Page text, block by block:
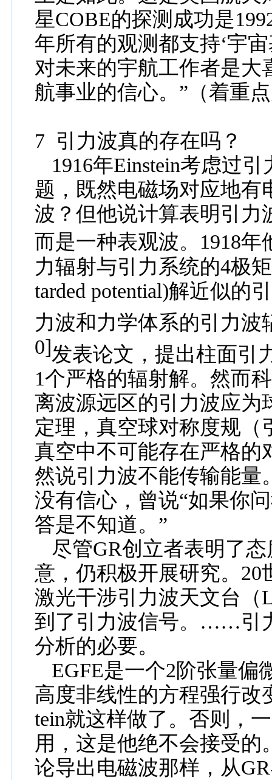
星COBE的探测成功是
年所有的观测都支持‘宇
对未来的宇航工作者是大
航事业的信心。 ” （着重
7 引力波真的存在吗？
1916年Einstein考虑过引
题，既然电磁场对应地有
波？但他说计算表明 引力
而是一种表观波。 1918年
力辐射与引力系统的4极
tarded potential)解近似的
力波和力学体系的引力波
0]发表论文，提出柱面引
1个严格的辐射解。然而
离波源远区的引力波应为
定理，真空球对称度规
真空中不可能存在严格的
然说引力波不能传输能量
没有信心，曾说“如果你
答是不知道。”
尽管GR创立者表明了
意，仍积极开展研究。 20
激光干涉引力波天文台（
到了引力波信号。……引
分析的必要。
EGFE是一个2阶张量偏
高度非线性的方程强行改
tein就这样做了。否则，
用，这是他绝不会接受
论导出电磁波那样，从GR